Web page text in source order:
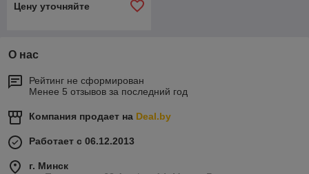
Цену уточняйте
О нас
Рейтинг не сформирован
Менее 5 отзывов за последний год
Компания продает на Deal.by
Работает с 06.12.2013
г. Минск